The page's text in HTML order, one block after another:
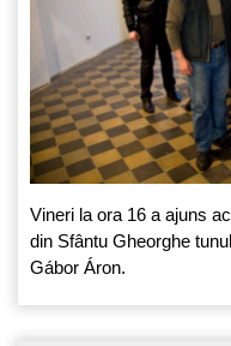
Vineri la ora 16 a ajuns
din Sfântu Gheorghe
Gábor Áron.